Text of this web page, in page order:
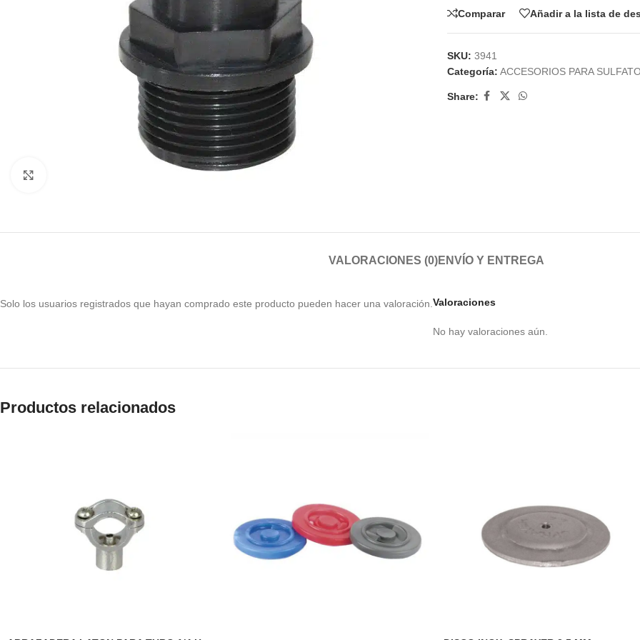
Comparar Añadir a la lista de
SKU: 3941
Categoría: ACCESORIOS PARA
Share:
VALORACIONES (0)ENVÍO Y ENTREGA
Valoraciones
No hay valoraciones aún.
Solo los usuarios registrados que hayan comprado este producto pueden hacer una valoración.
Productos relacionados